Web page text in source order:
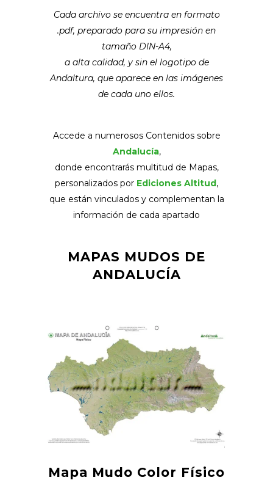
Cada archivo se encuentra en formato
.pdf, preparado para su impresión en
tamaño DIN-A4,
a alta calidad, y sin el logotipo de
Andaltura, que aparece en las imágenes
de cada uno ellos.
Accede a numerosos Contenidos sobre
Andalucía,
donde encontrarás multitud de Mapas,
personalizados por Ediciones Altitud,
que están vinculados y complementan la
información de cada apartado
MAPAS MUDOS DE
ANDALUCÍA
Mapa Mudo Color Físico